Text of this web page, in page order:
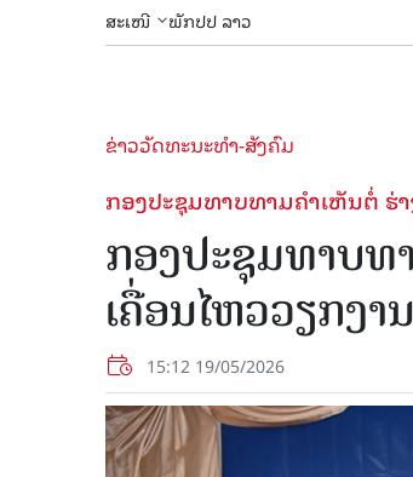
ສະເໜີ ພັກປປ ລາວ
ຂ່າວວັດທະນະທຳ-ສັງຄົມ
ກອງປະຊຸມທາບທາມຄໍາເຫັນຕໍ່ ຮ່
ກອງປະຊຸມທາບທ
ເຄື່ອນໄຫວວຽກງ
15:12 19/05/2026